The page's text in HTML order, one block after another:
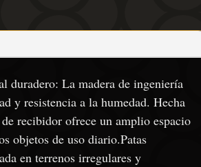
duradero: La madera de ingeniería
y resistencia a la humedad. Hecha
recibidor ofrece un amplio espacio
objetos de uso diario.Patas
en terrenos irregulares y